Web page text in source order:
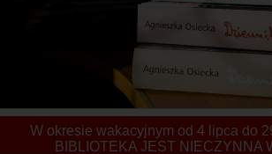
W okresie wakacyjnym od 4 lipca do
BIBLIOTEKA JEST NIECZYNNA